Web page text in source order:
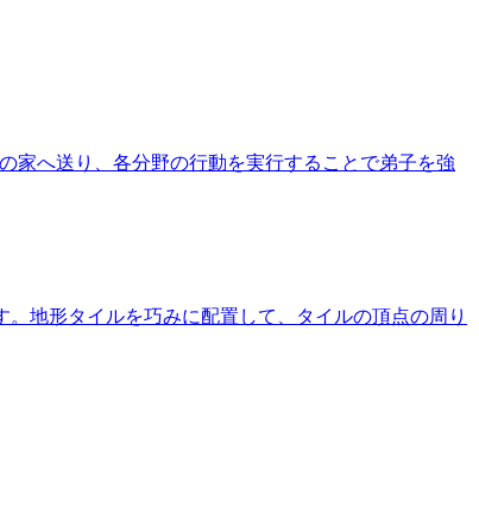
家へ送り、各分野の行動を実行することで弟子を強
地形タイルを巧みに配置して、タイルの頂点の周り